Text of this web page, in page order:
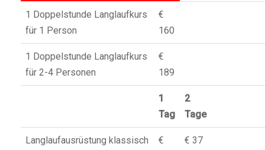
1 Doppelstunde Langlaufkurs
für 1 Person
€
160
1 Doppelstunde Langlaufkurs
für 2-4 Personen
€
189
1
Tag
2
Tage
Langlaufausrüstung klassisch
€
€ 37